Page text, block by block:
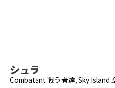
シュラ
Combatant 戦う者達, Sky Island